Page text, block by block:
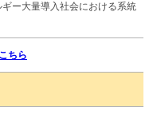
ー大量導入社会における系統
ちら